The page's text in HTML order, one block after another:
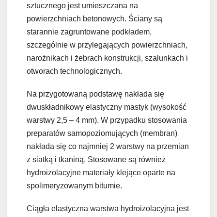
sztucznego jest umieszczana na
powierzchniach betonowych. Ściany są
starannie zagruntowane podkładem,
szczególnie w przylegających powierzchniach,
narożnikach i żebrach konstrukcji, szalunkach i
otworach technologicznych.
Na przygotowaną podstawę nakłada się
dwuskładnikowy elastyczny mastyk (wysokość
warstwy 2,5 – 4 mm). W przypadku stosowania
preparatów samopoziomujących (membran)
nakłada się co najmniej 2 warstwy na przemian
z siatką i tkaniną. Stosowane są również
hydroizolacyjne materiały klejące oparte na
spolimeryzowanym bitumie.
Ciągła elastyczna warstwa hydroizolacyjna jest